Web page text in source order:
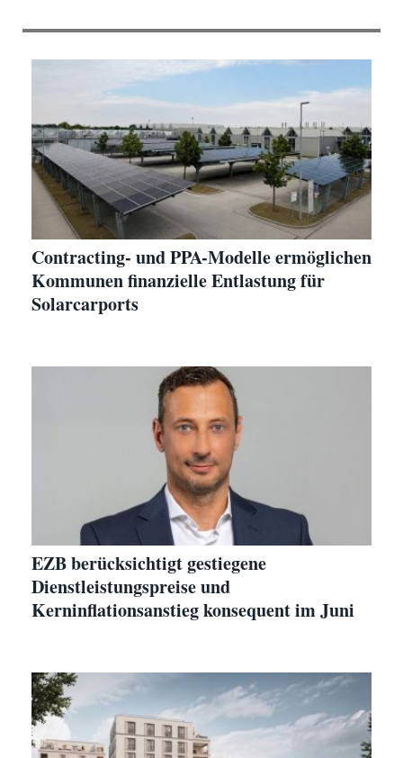
Contracting- und PPA-Modelle ermöglichen
Kommunen finanzielle Entlastung für
Solarcarports
EZB berücksichtigt gestiegene
Dienstleistungspreise und
Kerninflationsanstieg konsequent im Juni